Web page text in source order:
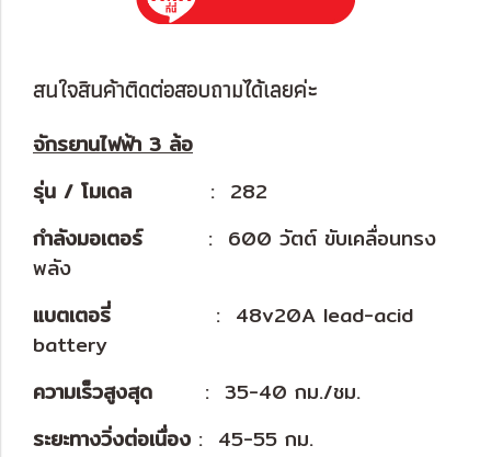
สนใจสินค้าติดต่อสอบถามได้เลยค่ะ
จักรยานไฟฟ้า 3 ล้อ
รุ่น / โมเดล
: 282
กำลังมอเตอร์............... : 600 วัตต์ ขับเคลื่อนทรง
พลัง
แบตเตอรี่
: 48v20A lead-acid
battery
ความเร็วสูงสุด
: 35-40 กม./ชม.
ระยะทางวิ่งต่อเนื่อง : 45-55 กม.